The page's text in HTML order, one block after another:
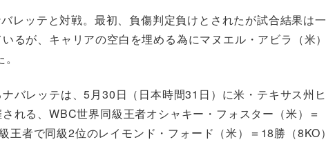
レッテと対戦。最初、負傷判定負けとされたが試合結果は一
るが、キャリアの空白を埋める為にマヌエル・アビラ（米）
バレッテは、5月30日（日本時間31日）に米・テキサス州ヒ
れる、WBC世界同級王者オシャキー・フォスター（米）＝
者で同級2位のレイモンド・フォード（米）＝18勝（8KO）